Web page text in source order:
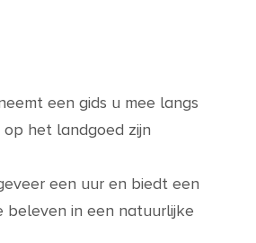
een gids u mee langs
het landgoed zijn
een uur en biedt een
beleven in een natuurlijke